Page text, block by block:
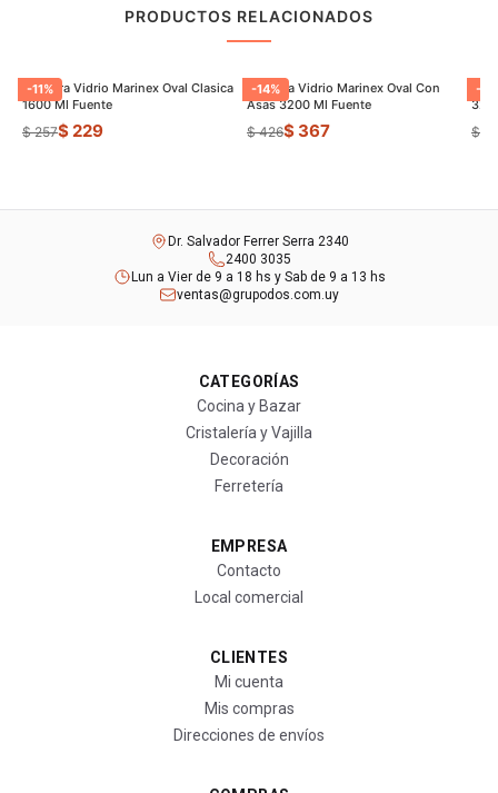
PRODUCTOS RELACIONADOS
-11%
Asadera Vidrio Marinex Oval Clasica
1600 Ml Fuente
$ 257$ 229
-14%
Asadera Vidrio Marinex Oval Con
Asas 3200 Ml Fuente
$ 426$ 367
-
$
Dr. Salvador Ferrer Serra 2340
2400 3035
Lun a Vier de 9 a 18 hs y Sab de 9 a 13 hs
ventas@grupodos.com.uy
CATEGORÍAS
Cocina y Bazar
Cristalería y Vajilla
Decoración
Ferretería
EMPRESA
Contacto
Local comercial
CLIENTES
Mi cuenta
Mis compras
Direcciones de envíos